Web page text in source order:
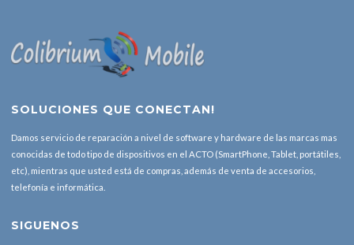
SOLUCIONES QUE CONECTAN!
Damos servicio de reparación a nivel de software y hardware de las marcas mas
conocidas de todo tipo de dispositivos en el ACTO (SmartPhone, Tablet, portátiles,
etc), mientras que usted está de compras, además de venta de accesorios,
telefonía e informática.
SIGUENOS